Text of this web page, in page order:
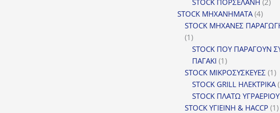
STOCK ΜΗΧΑΝΗΜΑΤΑ 44
STOCK ΜΗΧΑΝΕΣ
11
προϊόν
STOCK ΠΟΥ ΠΑΡΑΓΟΥΝ
ΠΑΓΑΚΙ 11
προϊόν
STOCK ΜΙΚΡΟΣΥΣΚΕΥΕΣ 11
STOCK GRILL ΗΛΕΚΤΡΙΚΑ
STOCK ΠΛΑΤΩ ΥΓΡΑΕΡΙΟΥ
STOCK ΥΓΙΕΙΝΗ & HACCP 11